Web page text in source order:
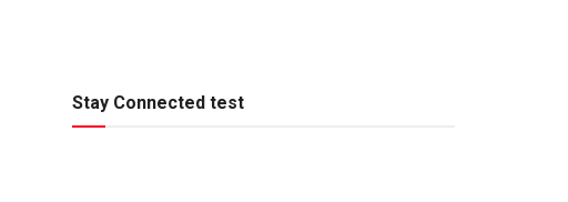
Stay Connected test